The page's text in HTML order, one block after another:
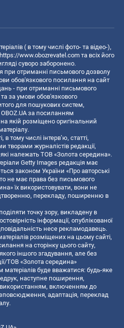
( в тому числі фото- та відео-),
https://www.obozrevatel.com та всіх його
суворо заборонено.
при отриманні письмового дозволу
обов'язкового посилання на сайт
- при отриманні письмового
за умови обов'язкового
для пошукових систем,
OBOZ.UA за посиланням
якій розміщено оригінальний
в тому числі інтерв’ю, статті,
журналістів редакції,
належать ТОВ «Золота середина».
Getty Images редакція має
законом України «Про авторські
не має права без письмового
їх використовувати, вони не
перекладу, поширенню в
точку зору, викладену в
інформації, опублікованої
несе рекламодавець.
розміщених на цьому сайті,
на сторінку цього сайту,
іншого згадування, але без
ТОВ «Золота середина»
буде вважатися: будь-яке
наступне поширення,
включенням до
адаптація, переклад